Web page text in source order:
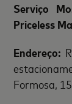
Serviço
Priceless
Endereço:
Formosa,